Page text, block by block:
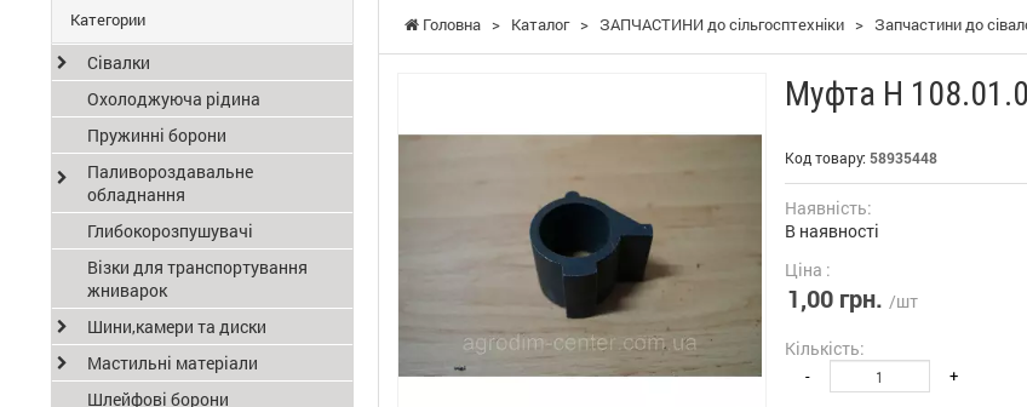
Головна > Каталог > ЗАПЧАСТИНИ до сільгосптехніки > Запчастини до
Муфта Н
Код товару: 58935448
Наявність:
В наявності
Ціна :
1,00 грн. /шт
Кількість:
- +
Категории
Сівалки
Охолоджуюча рідина
Пружинні борони
Паливороздавальне
обладнання
Глибокорозпушувачі
Візки для транспортування
жниварок
Шини,камери та диски
Мастильні матеріали
Шлейфові борони